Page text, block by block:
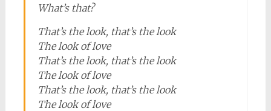
What’s that?
That’s the look, that’s the look
The look of love
That’s the look, that’s the look
The look of love
That’s the look, that’s the look
The look of love